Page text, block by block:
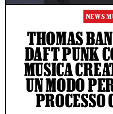
NEWS
THOMAS
DAFT PUNK
MUSICA
UN MODO
PROCESSO